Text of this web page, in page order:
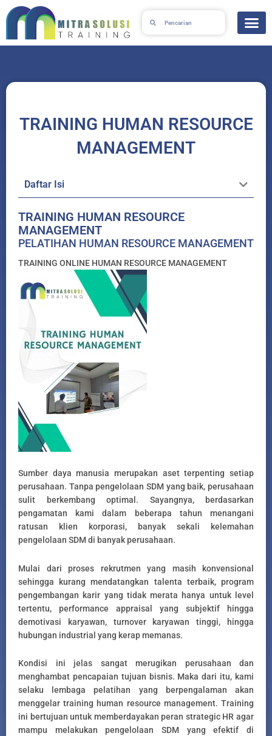
Skip
to
TRAINING HUMAN RESOURCE
MANAGEMENT
Daftar Isi
TRAINING HUMAN RESOURCE
MANAGEMENT
PELATIHAN HUMAN RESOURCE MANAGEMENT
TRAINING ONLINE HUMAN RESOURCE MANAGEMENT
Sumber daya manusia merupakan aset terpenting setiap
perusahaan. Tanpa pengelolaan SDM yang baik, perusahaan
sulit berkembang optimal. Sayangnya, berdasarkan
pengamatan kami dalam beberapa tahun menangani
ratusan klien korporasi, banyak sekali kelemahan
pengelolaan SDM di banyak perusahaan.
Mulai dari proses rekrutmen yang masih konvensional
sehingga kurang mendatangkan talenta terbaik, program
pengembangan karir yang tidak merata hanya untuk level
tertentu, performance appraisal yang subjektif hingga
demotivasi karyawan, turnover karyawan tinggi, hingga
hubungan industrial yang kerap memanas.
Kondisi ini jelas sangat merugikan perusahaan dan
menghambat pencapaian tujuan bisnis. Maka dari itu, kami
selaku lembaga pelatihan yang berpengalaman akan
menggelar training human resource management. Training
ini bertujuan untuk memberdayakan peran strategic HR agar
mampu melakukan pengelolaan SDM yang efektif di